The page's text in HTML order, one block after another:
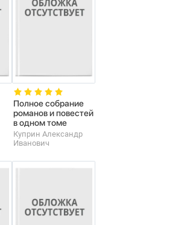
Полное собрание
романов и повестей
в одном томе
Куприн Александр
Иванович